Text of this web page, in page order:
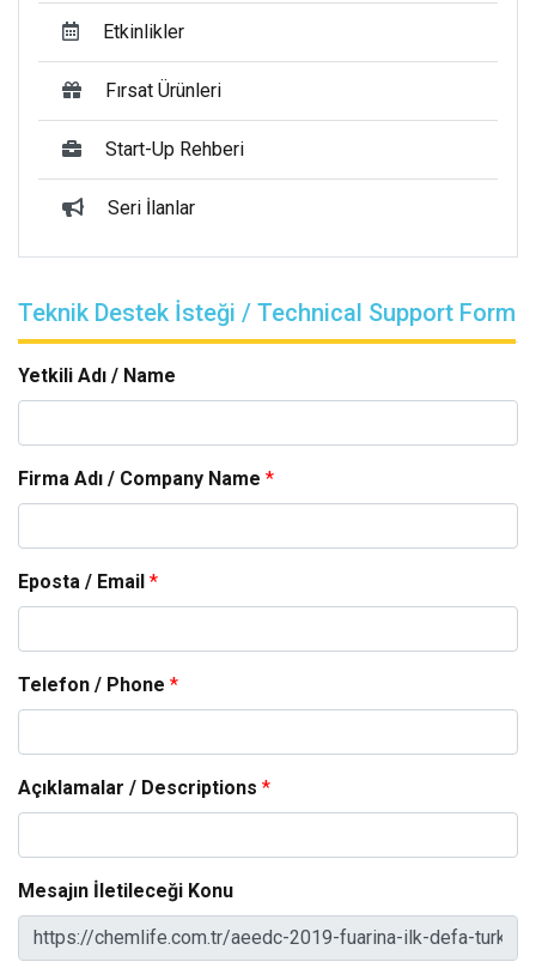
Etkinlikler
Fırsat Ürünleri
Start-Up Rehberi
Seri İlanlar
Teknik Destek İsteği / Technical Support Form
Yetkili Adı / Name
Firma Adı / Company Name *
Eposta / Email *
Telefon / Phone *
Açıklamalar / Descriptions *
Mesajın İletileceği Konu